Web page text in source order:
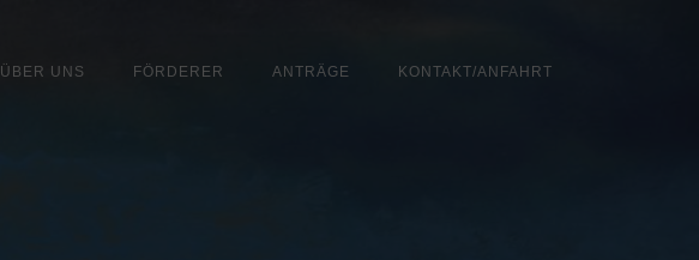
ÜBER UNS FÖRDERER ANTRÄGE KONTAKT/ANFAHRT